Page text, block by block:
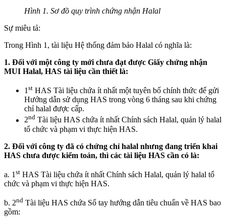
Hình 1. Sơ đồ quy trình chứng nhận Halal
Sự miêu tả:
Trong Hình 1, tài liệu Hệ thống đảm bảo Halal có nghĩa là:
1. Đối với một công ty mới chưa đạt được Giấy chứng nhận
MUI Halal, HAS tài liệu cần thiết là:
1st HAS Tài liệu chứa ít nhất một tuyên bố chính thức để gửi
Hướng dẫn sử dụng HAS trong vòng 6 tháng sau khi chứng
chỉ halal được cấp.
2nd Tài liệu HAS chứa ít nhất Chính sách Halal, quản lý halal
tổ chức và phạm vi thực hiện HAS.
2. Đối với công ty đã có chứng chỉ halal nhưng đang triển khai
HAS chưa được kiểm toán, thì các tài liệu HAS cần có là:
a. 1 st HAS Tài liệu chứa ít nhất Chính sách Halal, quản lý halal tổ
chức và phạm vi thực hiện HAS.
b. 2nd Tài liệu HAS chứa Sổ tay hướng dẫn tiêu chuẩn về HAS bao
gồm: